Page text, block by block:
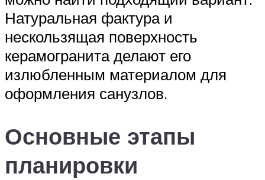
Натуральная фактура и
нескользящая поверхность
керамогранита делают его
излюбленным материалом для
оформления санузлов.
Основные этапы
планировки